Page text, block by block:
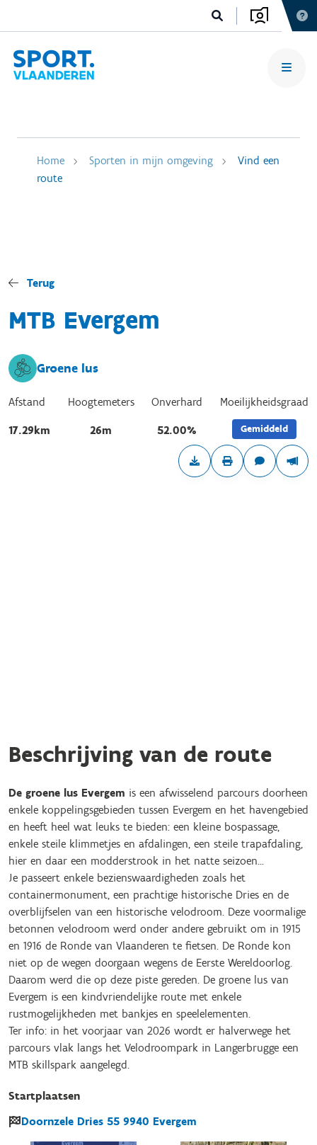
Home Sporten in mijn omgeving
Vind een
route
Terug
MTB Evergem
Groene lus
Afstand
17.29km
Hoogtemeters
26m
Onverhard
52.00%
Moeilijkheidsgraad
Gemiddeld
Beschrijving van de route
De groene lus Evergem is een afwisselend parcours doorheen
enkele koppelingsgebieden tussen Evergem en het havengebied
en heeft heel wat leuks te bieden: een kleine bospassage,
enkele steile klimmetjes en afdalingen, een steile trapafdaling,
hier en daar een modderstrook in het natte seizoen…
Je passeert enkele bezienswaardigheden zoals het
containermonument, een prachtige historische Dries en de
overblijfselen van een historische velodroom. Deze voormalige
betonnen velodroom werd onder andere gebruikt om in 1915
en 1916 de Ronde van Vlaanderen te fietsen. De Ronde kon
niet op de wegen doorgaan wegens de Eerste Wereldoorlog.
Daarom werd die op deze piste gereden. De groene lus van
Evergem is een kindvriendelijke route met enkele
rustmogelijkheden met bankjes en speelelementen.
Ter info: in het voorjaar van 2026 wordt er halverwege het
parcours vlak langs het Velodroompark in Langerbrugge een
MTB skillspark aangelegd.
Startplaatsen
Doornzele Dries 55 9940 Evergem